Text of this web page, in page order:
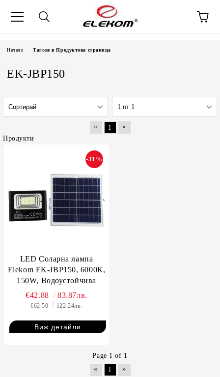
Начало Тагове в Продуктова страница
EK-JBP150
« 1
»
Продукти
LED Соларна лампа
Elekom EK-JBP150, 6000К,
150W, Водоустойчива
-31%
€42.88 83.87лв.
€62.50 122.24лв.
Виж детайли
Page 1 of 1
«
1 »